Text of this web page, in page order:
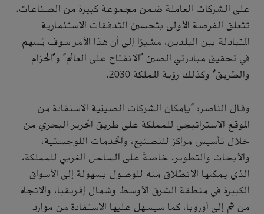
على الشركات العاملة ضمن مجموعة كبيرة من الصناعات.
تتعلق الفرصة الأولى بتحسين التدفقات الاستثمارية
المتبادلة بين البلدين، مشيرًا إلى أن هذا الأمر سوف يُسهم
في تحقيق مبادرتي الصين "الانفتاح على العالم" و"الحزام
والطريق" وكذلك رؤية المملكة 2030.
وقال الناصر: "بإمكان الشركات الصينية الاستفادة من
الموقع الاستراتيجي للمملكة على طريق الحرير البحري من
خلال تأسيس مراكز للتصنيع، والخدمات اللوجستية،
والأبحاث والتطوير، خاصةً على الساحل الغربي للمملكة،
الذي يمكنها الانطلاق منه للوصول بسهولة إلى الأسواق
الكبيرة في منطقة الشرق الأوسط وشمال إفريقيا، والاتجاه
من ثم إلى أوروبا، كما سيسهل عليها الاستفادة من موارد